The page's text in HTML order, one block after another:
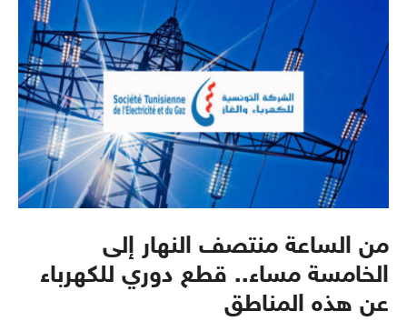
من الساعة منتصف النهار إلى
الخامسة مساء.. قطع دوري للكهرباء
عن هذه المناطق